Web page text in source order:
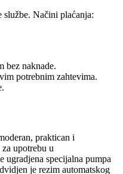
Načini plaćanja:
bez naknade.
potrebnim zahtevima.
praktican i
upotrebu u
specijalna pumpa
je rezim automatskog